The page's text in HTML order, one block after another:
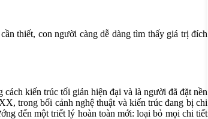
thiết, con người càng dễ dàng tìm thấy giá trị đích
kiến trúc tối giản hiện đại và là người đã đặt nền
trong bối cảnh nghệ thuật và kiến trúc đang bị chi
đến một triết lý hoàn toàn mới: loại bỏ mọi chi tiết